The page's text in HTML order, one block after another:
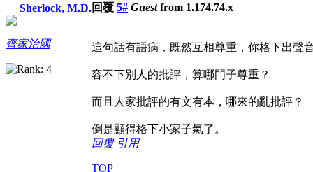
Sherlock, M.D.
齊家治國
回覆 5# Guestfrom 1.174.74.x
這句話有語病，既然互相尊重，你格下出聲
容不下別人的批評，算哪門子尊重？
而且人家批評的有文有本，哪來的亂批評？
倒是顯得格下小家子氣了。
回覆 引用
TOP